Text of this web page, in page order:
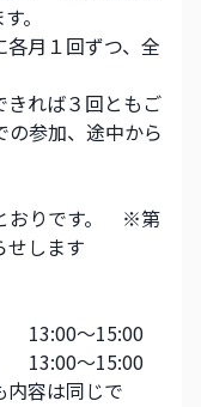
。
月１回ずつ、全
れば３回ともご
参加、途中から
おりです。　※第
せします
　13:00～15:00
13:00～15:00
は同じで